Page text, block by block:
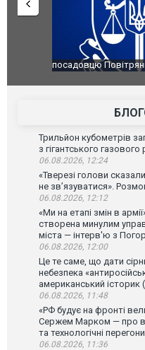
Сили оборони
атаку. ВІДЕО
Трильйон кубометрів
з гігантського
06.08.2026, 12:24
«Тверезі голови
не зв’язуватися».
06.08.2026, 12:12
«Ми на етапі змін в
створена минулим
міста — інтерв'ю з
06.08.2026, 12:00
Це те саме, що дати
небезпека
американський історик
06.08.2026, 11:48
«РФ будує на фронті
Сержем Марком — про
та технологічні
06.08.2026, 11:36